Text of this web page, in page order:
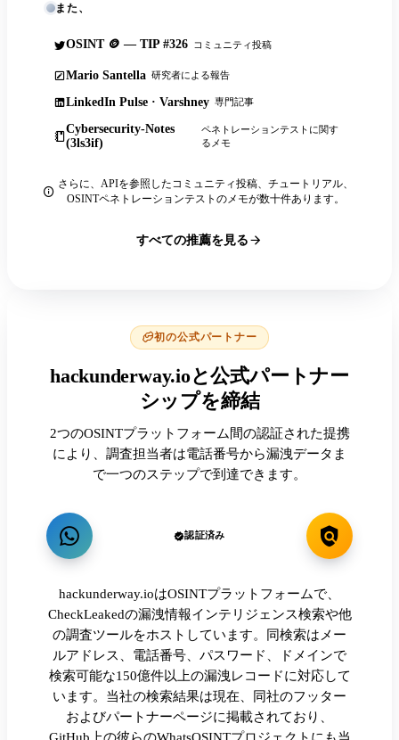
また、
OSINT 🪙 — TIP #326 コミュニティ投稿
Mario Santella 研究者による報告
LinkedIn Pulse · Varshney 専門記事
Cybersecurity-Notes
(3ls3if)
ペネトレーションテストに関す
るメモ
さらに、APIを参照したコミュニティ投稿、チュートリアル、
OSINTペネトレーションテストのメモが数十件あります。
すべての推薦を見る
初の公式パートナー
hackunderway.ioと公式パートナー
シップを締結
2つのOSINTプラットフォーム間の認証された提携
により、調査担当者は電話番号から漏洩データま
で一つのステップで到達できます。
認証済み
hackunderway.ioはOSINTプラットフォームで、
CheckLeakedの漏洩情報インテリジェンス検索や他
の調査ツールをホストしています。同検索はメー
ルアドレス、電話番号、パスワード、ドメインで
検索可能な150億件以上の漏洩レコードに対応して
います。当社の検索結果は現在、同社のフッター
およびパートナーページに掲載されており、
GitHub上の彼らのWhatsOSINTプロジェクトにも当